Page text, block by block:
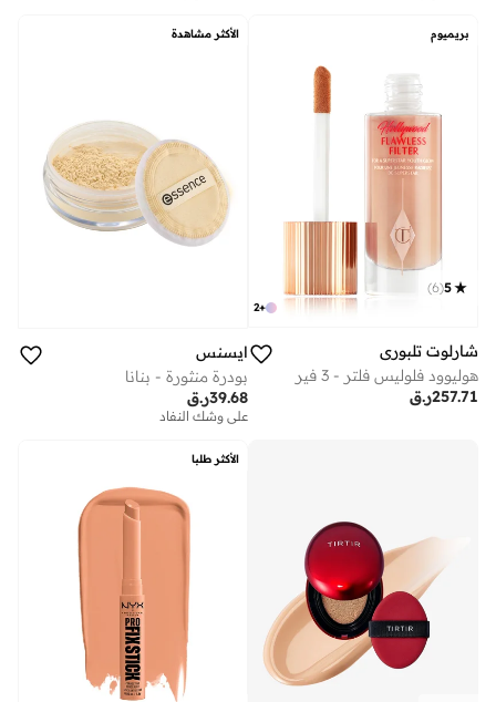
بريميوم
+
2
5
(
6
)
شارلوت تلبوري
هوليوود فلوليس فلتر - 3 فير
ر.ق257.71
الأكثر مشاهدة
ايسنس
بودرة منثورة - بنانا
ر.ق39.68
على وشك النفاد
الأكثر طلبا